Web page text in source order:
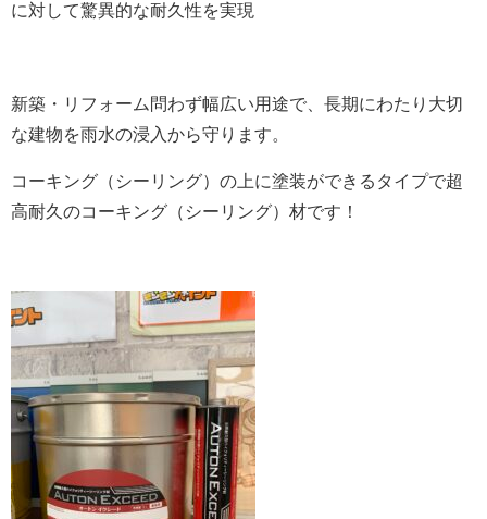
に対して驚異的な耐久性を実現
新築・リフォーム問わず幅広い用途で、長期にわたり大切
な建物を雨水の浸入から守ります。
コーキング（シーリング）の上に塗装ができるタイプで超
高耐久のコーキング（シーリング）材です！